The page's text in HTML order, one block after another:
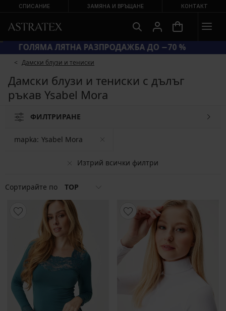
СПИСАНИЕ ЗАМЯНА И ВРЪЩАНЕ КОНТАКТ
ГОЛЯМА ЛЯТНА РАЗПРОДАЖБА ДО −70 %
Дамски блузи и тениски
Дамски блузи и тениски с дълъг
ръкав Ysabel Mora
ФИЛТРИРАНЕ
Изтрий всички филтри
mapka: Ysabel Mora
Сортирайте по TOP